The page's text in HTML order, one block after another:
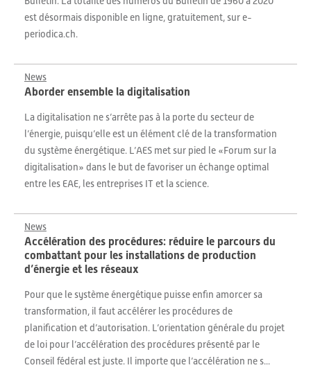
est désormais disponible en ligne, gratuitement, sur e-
periodica.ch.
News
Aborder ensemble la digitalisation
La digitalisation ne s’arrête pas à la porte du secteur de
l’énergie, puisqu’elle est un élément clé de la transformation
du système énergétique. L’AES met sur pied le «Forum sur la
digitalisation» dans le but de favoriser un échange optimal
entre les EAE, les entreprises IT et la science.
News
Accélération des procédures: réduire le parcours du
combattant pour les installations de production
d’énergie et les réseaux
Pour que le système énergétique puisse enfin amorcer sa
transformation, il faut accélérer les procédures de
planification et d’autorisation. L’orientation générale du projet
de loi pour l’accélération des procédures présenté par le
Conseil fédéral est juste. Il importe que l’accélération ne s...